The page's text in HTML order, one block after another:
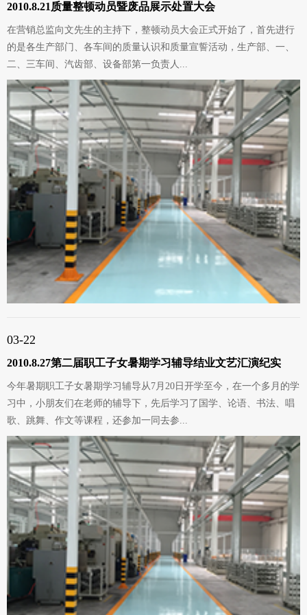
2010.8.21质量整顿动员暨废品展示处置大会
在营销总监向文先生的主持下，整顿动员大会正式开始了，首先进行
的是各生产部门、各车间的质量认识和质量宣誓活动，生产部、一、
二、三车间、汽齿部、设备部第一负责人...
03-22
2010.8.27第二届职工子女暑期学习辅导结业文艺汇演纪实
今年暑期职工子女暑期学习辅导从7月20日开学至今，在一个多月的学
习中，小朋友们在老师的辅导下，先后学习了国学、论语、书法、唱
歌、跳舞、作文等课程，还参加一同去参...